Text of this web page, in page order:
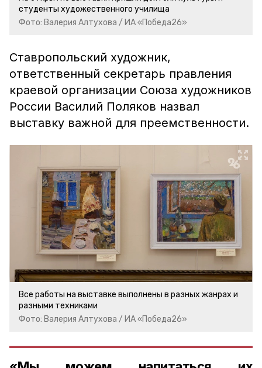
студенты художественного училища
Фото: Валерия Алтухова / ИА «Победа26»
Ставропольский художник,
ответственный секретарь правления
краевой организации Союза художников
России Василий Поляков назвал
выставку важной для преемственности.
Все работы на выставке выполнены в разных жанрах и
разными техниками
Фото: Валерия Алтухова / ИА «Победа26»